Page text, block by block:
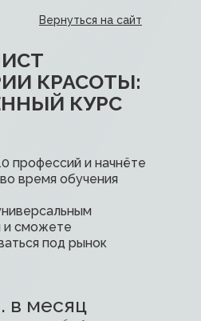
КРАСОТЫ:
КУРС
профессий и начнёте
время обучения
и сможете
под рынок
в месяц
Вернуться на сайт